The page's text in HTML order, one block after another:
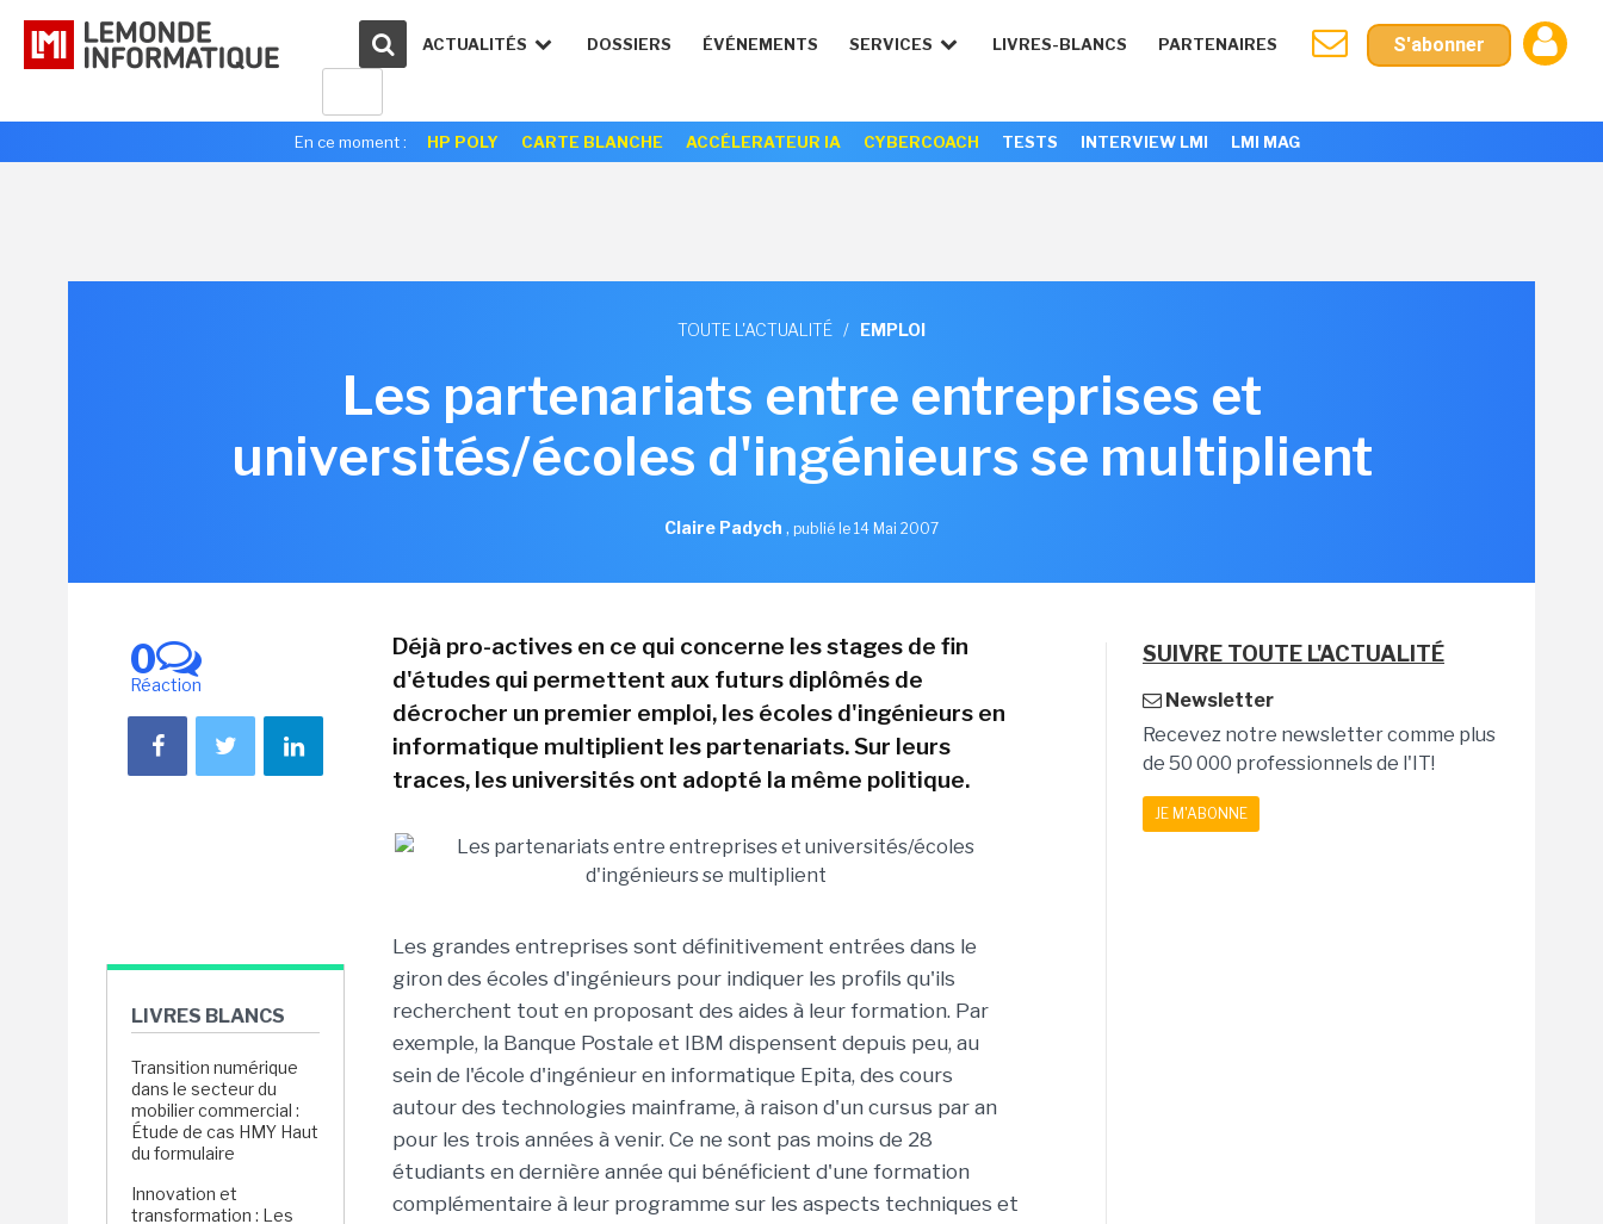
ACTUALITÉS DOSSIERS ÉVÉNEMENTS SERVICES LIVRES-BLANCS PARTENAIRES S'abonner
En ce moment : HP POLY CARTE BLANCHE ACCÉLERATEUR IA CYBERCOACH TESTS INTERVIEW LMI LMI MAG
TOUTE L'ACTUALITÉ / EMPLOI
Les partenariats entre entreprises et
universités/écoles d'ingénieurs se multiplient
Claire Padych , publié le 14 Mai 2007
0
Réaction
LIVRES BLANCS
Transition numérique
dans le secteur du
mobilier commercial :
Étude de cas HMY Haut
du formulaire
Innovation et
transformation : Les
Déjà pro-actives en ce qui concerne les stages de fin
d'études qui permettent aux futurs diplômés de
décrocher un premier emploi, les écoles d'ingénieurs en
informatique multiplient les partenariats. Sur leurs
traces, les universités ont adopté la même politique.
Les grandes entreprises sont définitivement entrées dans le
giron des écoles d'ingénieurs pour indiquer les profils qu'ils
recherchent tout en proposant des aides à leur formation. Par
exemple, la Banque Postale et IBM dispensent depuis peu, au
sein de l'école d'ingénieur en informatique Epita, des cours
autour des technologies mainframe, à raison d'un cursus par an
pour les trois années à venir. Ce ne sont pas moins de 28
étudiants en dernière année qui bénéficient d'une formation
complémentaire à leur programme sur les aspects techniques et
SUIVRE TOUTE L'ACTUALITÉ
Newsletter
Recevez notre newsletter comme plus
de 50 000 professionnels de l'IT!
JE M'ABONNE